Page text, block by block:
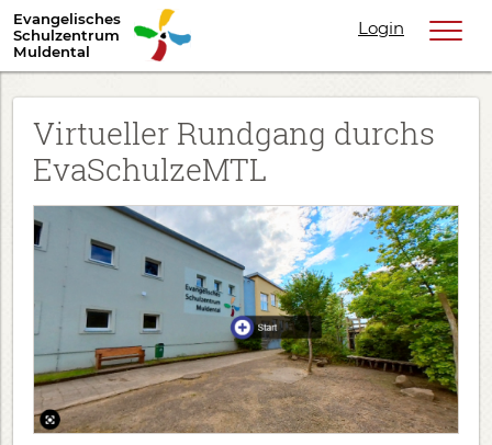
Evangelisches
Schulzentrum
Muldental
Login
Virtueller Rundgang durchs
EvaSchulzeMTL